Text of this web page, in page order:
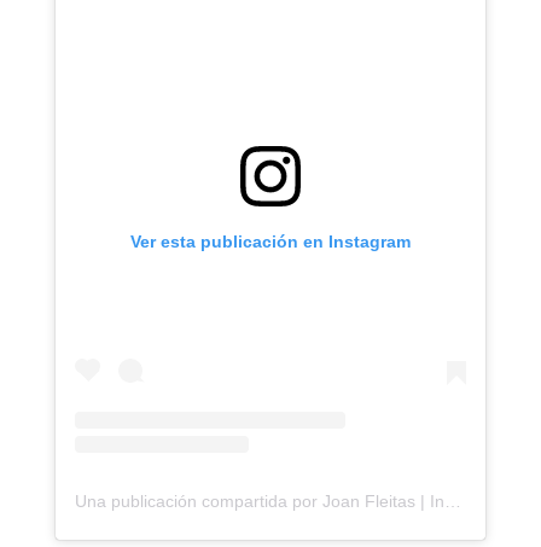
Ver esta publicación en Instagram
Una publicación compartida por Joan Fleitas | Inmobiliaria en Gualeguaychú, Entre Ríos 🇦🇷 (@fleitaspropiedades)